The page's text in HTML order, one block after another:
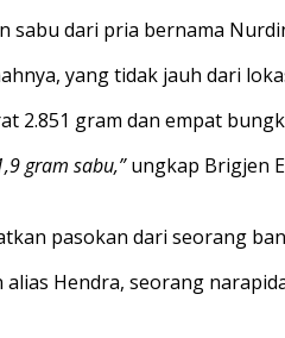
dari pria bernama
yang tidak jauh dari
2.851 gram dan empat
gram sabu,”ungkap Brigjen
pasokan dari seorang
Hendra, seorang